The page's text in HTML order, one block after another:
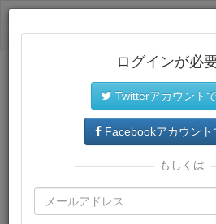
プレミアム会員では、教材がダウン
再生環境が提供されます。
ログインが必
Twitterアカウント
Facebookアカウント
もしくは